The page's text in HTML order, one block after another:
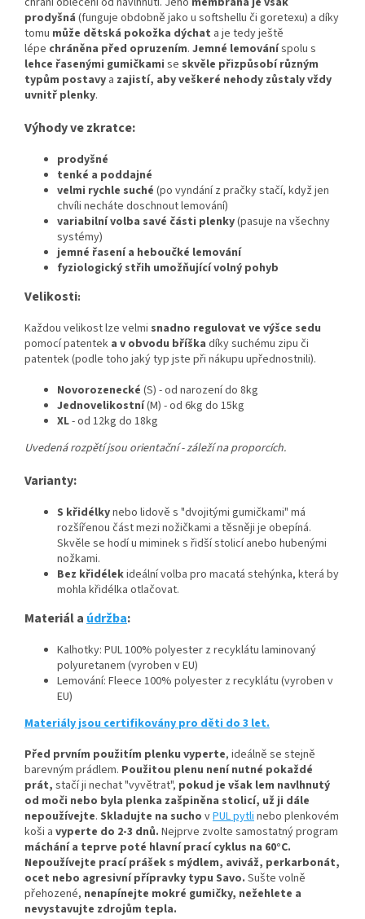
prodyšná (funguje obdobně jako u softshellu či goretexu) a díky
tomu může dětská pokožka dýchat a je tedy ještě
lépe chráněna před opruzením. Jemné lemováníspolu s
lehce řasenými gumičkami se skvěle přizpůsobí různým
typům postavy a zajistí, aby veškeré nehody zůstaly vždy
uvnitř plenky.
Výhody ve zkratce:
prodyšné
tenké a poddajné
velmi rychle suché (po vyndání z pračky stačí, když jen
chvíli necháte doschnout lemování)
variabilní volba savé části plenky(pasuje na všechny
systémy)
jemné řasení a heboučké lemování
fyziologický střih umožňující volný pohyb
Velikosti:
Každou velikost lze velmi snadno regulovat ve výšce sedu
pomocí patentek a v obvodu bříška díky suchému zipu či
patentek (podle toho jaký typ jste při nákupu upřednostnili).
Novorozenecké (S) - od narození do 8kg
Jednovelikostní(M) - od 6kg do 15kg
XL- od 12kg do 18kg
Uvedená rozpětí jsou orientační - záleží na proporcích.
Varianty:
S křidélkynebo lidově s "dvojitými gumičkami" má
rozšířenou část mezi nožičkami a těsněji je obepíná.
Skvěle se hodí u miminek s řidší stolicí anebo hubenými
nožkami.
Bez křidélekideální volba pro macatá stehýnka, která by
mohla křidélka otlačovat.
Materiál a údržba:
Kalhotky: PUL 100% polyester z recyklátu laminovaný
polyuretanem (vyroben v EU)
Lemování: Fleece 100% polyester z recyklátu (vyroben v
EU)
Materiály jsou certifikovány pro děti do 3 let.
Před prvním použitím plenku vyperte, ideálně se stejně
barevným prádlem. Použitou plenu není nutné pokaždé
prát, stačí ji nechat "vyvětrat", pokud je však lem navlhnutý
od moči nebo byla plenka zašpiněna stolicí, už ji dále
nepoužívejte. Skladujte na sucho vPUL pytlinebo plenkovém
koši a vyperte do 2-3 dnů. Nejprve zvolte samostatný program
máchání a teprve poté hlavní prací cyklus na 60°C.
Nepoužívejte prací prášek s mýdlem, aviváž, perkarbonát,
ocet nebo agresivní přípravky typu Savo. Sušte volně
přehozené, nenapínejte mokré gumičky, nežehlete a
nevystavujte zdrojům tepla.